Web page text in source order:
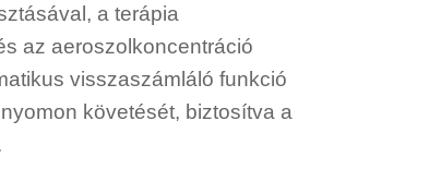
a terápia
az aeroszolkoncentráció
visszaszámláló funkció
követését, biztosítva a